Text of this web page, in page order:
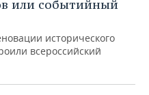
или событийный
исторического
всероссийский